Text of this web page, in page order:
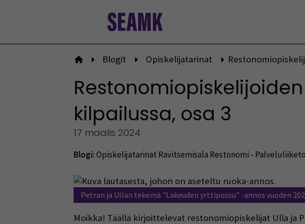
Etusivulle
Blogit Opiskelijatarinat
kilpailussa, osa 3
17 maalis 2024
Blogi:Opiskelijatarinat Ravitsemisala Restonomi -
Petran ja Ullan tekemä "Lakeuden yrttipossu" -annos vuoden
Moikka! Täällä kirjoittelevat restonomiopiskelijat Ulla ja